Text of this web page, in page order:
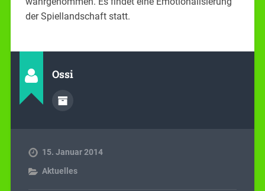
der Spiellandschaft statt.
Ossi
15. Januar 2014
Aktuelles